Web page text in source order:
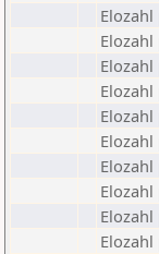
Elozahl
Elozahl
Elozahl
Elozahl
Elozahl
Elozahl
Elozahl
Elozahl
Elozahl
Elozahl